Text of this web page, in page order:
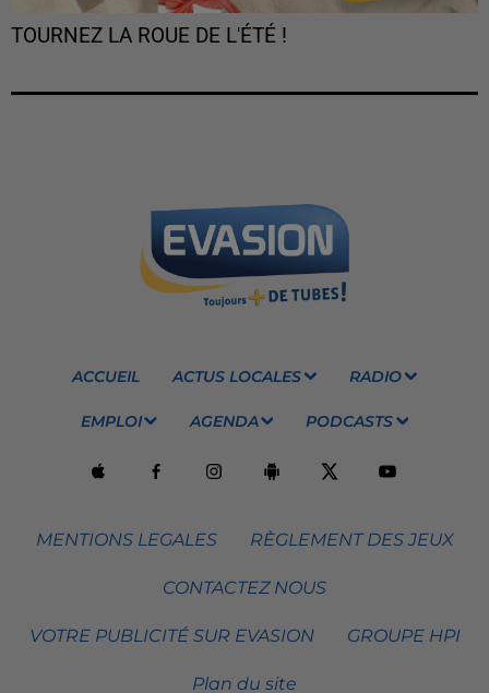
TOURNEZ LA ROUE DE L'ÉTÉ !
ACCUEIL ACTUS LOCALES RADIO
EMPLOI AGENDA PODCASTS
MENTIONS LEGALES RÈGLEMENT DES JEUX
CONTACTEZ NOUS
VOTRE PUBLICITÉ SUR EVASION GROUPE HPI
Plan du site